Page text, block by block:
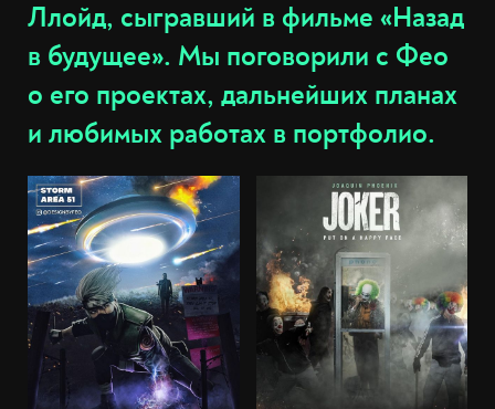
Ллойд, сыгравший в фильме «Назад
в будущее». Мы поговорили с Фео
о его проектах, дальнейших планах
и любимых работах в портфолио.